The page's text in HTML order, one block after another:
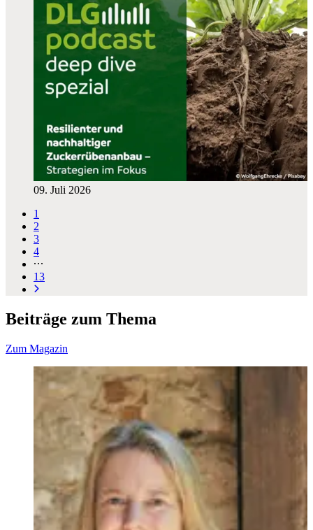
09. Juli 2026
1
2
3
4
13
Beiträge zum Thema
Zum Magazin